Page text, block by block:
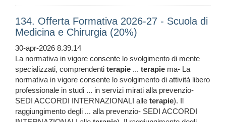
134. Offerta Formativa 2026-27 - Scuola di
Medicina e Chirurgia (20%)
30-apr-2026 8.39.14
La normativa in vigore consente lo svolgimento di mente
specializzati, comprendenti terapie ... terapie ma- La
normativa in vigore consente lo svolgimento di attività libero
professionale in studi ... in servizi mirati alla prevenzio-
SEDI ACCORDI INTERNAZIONALI alle terapie). Il
raggiungimento degli ... alla prevenzio- SEDI ACCORDI